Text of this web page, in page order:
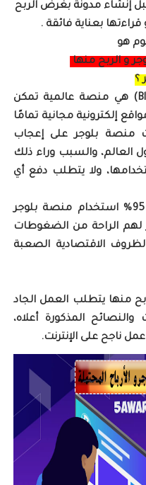
إنشاء مدونة بغرض الربح
بعناية فائقة .
هو
و الربح منها
؟
بلوجر أو بلوغر (بالإنجليزية: Blogger) هي منصة عالمية تمكن
إلكترونية مجانية تمامًا
منصة بلوجر على إعجاب
العالم، والسبب وراء ذلك
ولا يتطلب دفع أي
في الأصل، يفضل الناس بنسبة 95% استخدام منصة بلوجر
لهم الراحة من الضغوطات
الاقتصادية الصعبة
منها يتطلب العمل الجاد
المذكورة أعلاه،
ناجح على الإنترنت.